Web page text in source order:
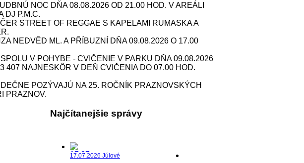
NOC DŇA 08.08.2026 OD 21.00 HOD. V AREÁLI
DJ P.M.C.
STREET OF REGGAE S KAPELAMI RUMASKA A
NEDVĚD ML. A PŘÍBUZNÍ DŇA 09.08.2026 O 17.00
V POHYBE - CVIČENIE V PARKU DŇA 09.08.2026
407 NAJNESKÔR V DEŇ CVIČENIA DO 07.00 HOD.
POZÝVAJÚ NA 25. ROČNÍK PRAZNOVSKÝCH
PRAZNOV.
Najčítanejšie správy
17.07.2026 Júlové